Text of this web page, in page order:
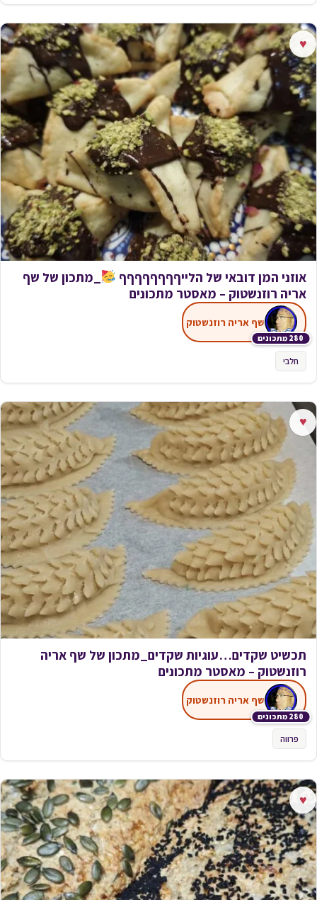
♥
אוזני המן דובאי של הלייףףףףףףףף
_מתכון של שף
אריה רוזנשטוק – מאסטר מתכונים
280 מתכונים
שף אריה רוזנשטוק
חלבי
♥
תכשיט שקדים…עוגיות שקדים_מתכון של שף אריה
רוזנשטוק – מאסטר מתכונים
280 מתכונים
שף אריה רוזנשטוק
פרווה
♥